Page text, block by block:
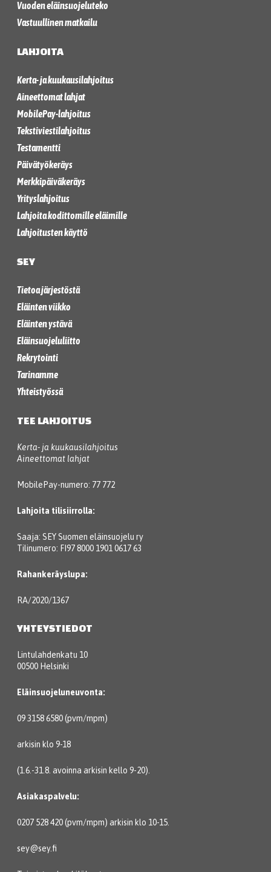
Vuoden eläinsuojeluteko
Vastuullinen matkailu
LAHJOITA
Kerta- ja kuukausilahjoitus
Aineettomat lahjat
MobilePay-lahjoitus
Tekstiviestilahjoitus
Testamentti
Päivätyökeräys
Merkkipäiväkeräys
Yrityslahjoitus
Lahjoita kodittomille eläimille
Lahjoitusten käyttö
SEY
Tietoa järjestöstä
Eläinten viikko
Eläinten ystävä
Eläinsuojeluliitto
Rekrytointi
Tarinamme
Yhteistyössä
TEE LAHJOITUS
Kerta- ja kuukausilahjoitus
Aineettomat lahjat
MobilePay-numero: 77 772
Lahjoita tilisiirrolla:
Saaja: SEY Suomen eläinsuojelu ry
Tilinumero: FI97 8000 1901 0617 63
Rahankeräyslupa:
RA/2020/1367
YHTEYSTIEDOT
Lintulahdenkatu 10
00500 Helsinki
Eläinsuojeluneuvonta:
09 3158 6580 (pvm/mpm)
arkisin klo 9-18
(1.6.-31.8. avoinna arkisin kello 9-20).
Asiakaspalvelu:
0207 528 420 (pvm/mpm) arkisin klo 10-15.
sey@sey.fi